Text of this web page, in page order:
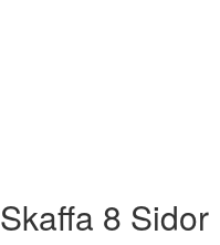
Skaffa 8 Sidor